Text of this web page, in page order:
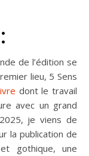
lieu, 5 Sens
dont le travail
avec un grand
je viens de
la publication de
gothique, une